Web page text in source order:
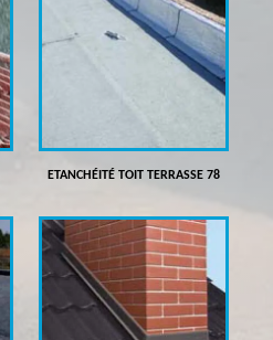
ETANCHÉITÉ TOIT TERRASSE 78